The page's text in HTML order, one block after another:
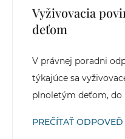
Vyživovacia
deťom
V právnej poradni
týkajúce sa
plnoletým deťom, do
PREČÍTAŤ ODPOVEĎ